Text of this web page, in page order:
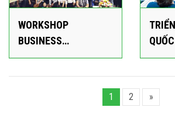
WORKSHOP
BUSINESS
UNIVERSITY OF EAST
MỸ
1 2 »